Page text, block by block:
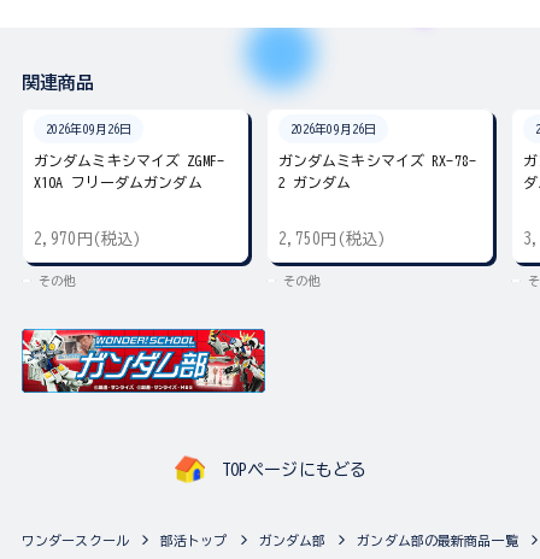
関連商品
2026年09月26日
ガンダムミキシマイズ ZGMF-
X10A フリーダムガンダム
2,970円(税込)
その他
2026年09月26日
ガンダムミキシマイズ RX-78-
2 ガンダム
2,750円(税込)
その他
TOPページにもどる
ワンダースクール 部活トップ ガンダム部 ガンダム部の最新商品一覧